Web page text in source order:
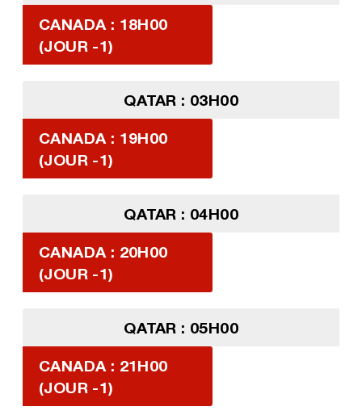
CANADA : 18H00
(JOUR -1)
QATAR : 03H00
CANADA : 19H00
(JOUR -1)
QATAR : 04H00
CANADA : 20H00
(JOUR -1)
QATAR : 05H00
CANADA : 21H00
(JOUR -1)